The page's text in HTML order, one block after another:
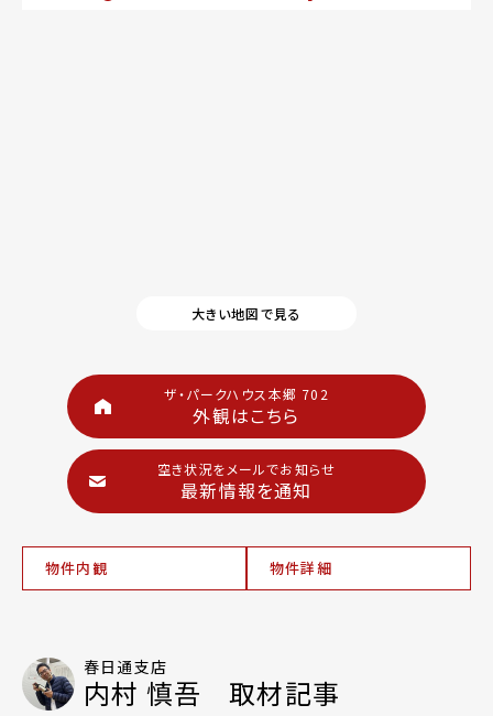
大きい地図で見る
ザ・パークハウス本郷 702
外観はこちら
空き状況をメールでお知らせ
最新情報を通知
物件内観 物件詳細
春日通支店
内村 慎吾 取材記事